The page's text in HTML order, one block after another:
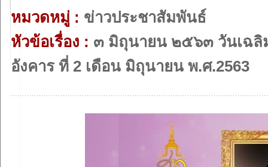
หมวดหมู่ : ข่าวประชาสัมพันธ์
หัวข้อเรื่อง : ๓ มิถุนายน ๒๕๖๓ วันเฉลิ
อังคาร ที่ 2 เดือน มิถุนายน พ.ศ.2563